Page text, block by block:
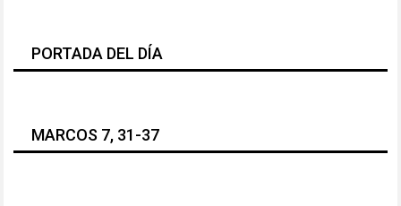
PORTADA DEL DÍA
MARCOS 7, 31-37